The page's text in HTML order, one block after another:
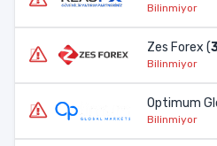
Bilinmiyor
Zes Forex (
Bilinmiyor
Optimum
Bilinmiyor